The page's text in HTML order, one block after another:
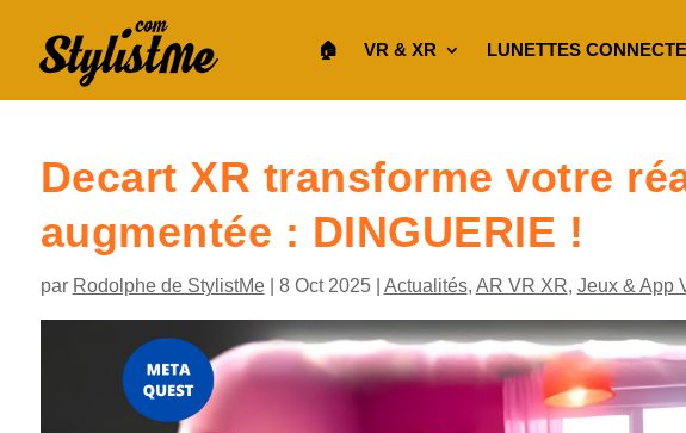
🏠︎ VR & XR LUNETTES
Decart XR transforme votre
augmentée : DINGUERIE !
par Rodolphe de StylistMe| 8 Oct 2025| Actualités, AR VR XR, Jeux & App